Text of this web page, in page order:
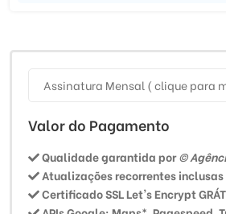
Assinatura Mensal ( clique para
Valor do Pagamento
Qualidade garantida por©
Atualizações recorrentes
Certificado SSL Let's Encrypt